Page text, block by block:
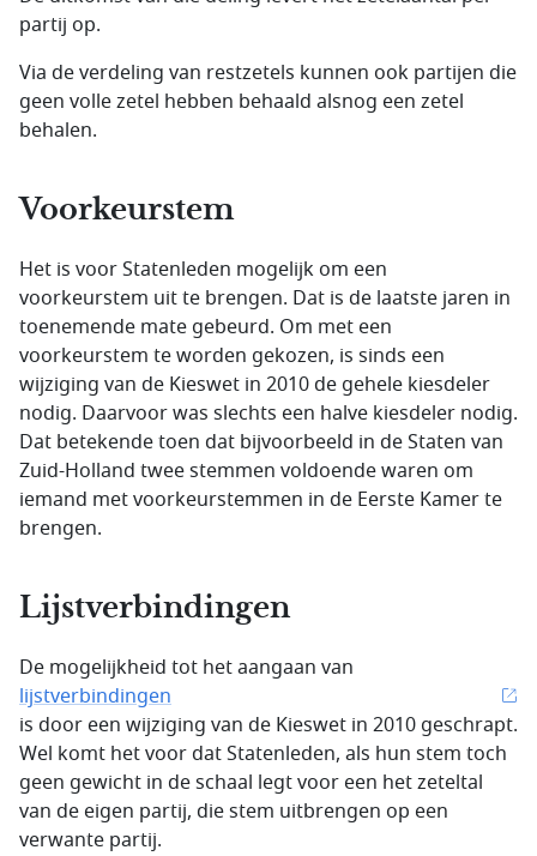
partij op.
Via de verdeling van restzetels kunnen ook partijen die
geen volle zetel hebben behaald alsnog een zetel
behalen.
Voorkeurstem
Het is voor Statenleden mogelijk om een
voorkeurstem uit te brengen. Dat is de laatste jaren in
toenemende mate gebeurd. Om met een
voorkeurstem te worden gekozen, is sinds een
wijziging van de Kieswet in 2010 de gehele kiesdeler
nodig. Daarvoor was slechts een halve kiesdeler nodig.
Dat betekende toen dat bijvoorbeeld in de Staten van
Zuid-Holland twee stemmen voldoende waren om
iemand met voorkeurstemmen in de Eerste Kamer te
brengen.
Lijstverbindingen
De mogelijkheid tot het aangaan van
lijstverbindingen
is door een wijziging van de Kieswet in 2010 geschrapt.
Wel komt het voor dat Statenleden, als hun stem toch
geen gewicht in de schaal legt voor een het zeteltal
van de eigen partij, die stem uitbrengen op een
verwante partij.